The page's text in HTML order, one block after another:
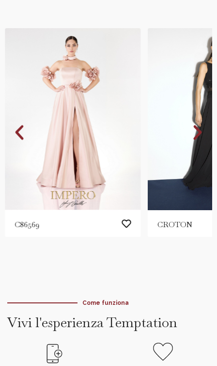
C86569 CROTON
Come funziona
Vivi l'esperienza Temptation